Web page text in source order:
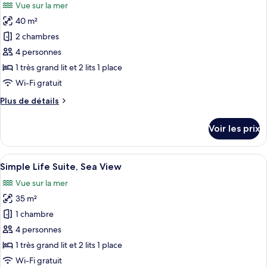
Pool,
Sea
View
Myconian
Grand
Suite
with
Outdoor
Sharing
Pool,
Sea
les
photos
pour
ce
type
de
chambre :
Suite
à
jets,
vue
mer
Vue sur la mer
40 m²
2 chambres
4 personnes
1 très grand lit et 2 lits 1 place
Wi-Fi gratuit
Plus de détails
Plus
le
type
de
chambre
Suite
Exécutive,
baignoire
à
jets,
vue
mer
Voir les prix
Afficher
toutes
les
photos
pour
ce
type
de
Une chambre d’hôtel moderne
11
Simple Life Suite, Sea View
Vue sur la mer
35 m²
1 chambre
4 personnes
1 très grand lit et 2 lits 1 place
Wi-Fi gratuit